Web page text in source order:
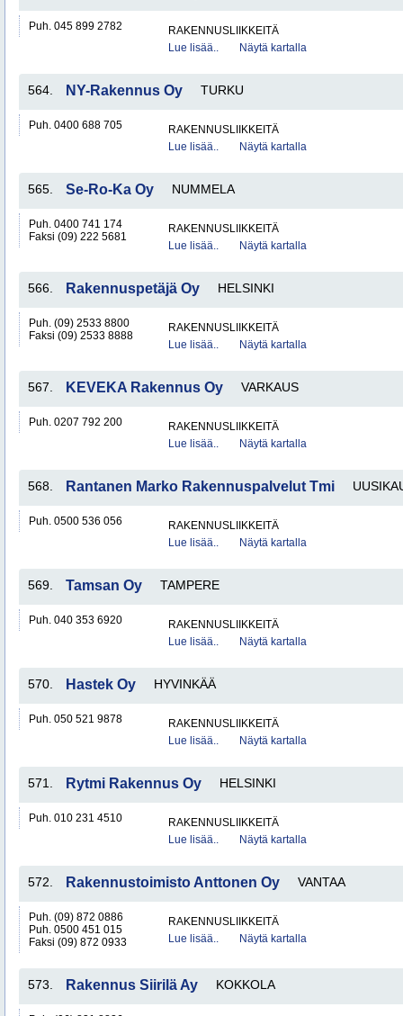
Puh. 045 899 2782
RAKENNUSLIIKKEITÄ
Lue lisää..
Näytä kartalla
564. NY-Rakennus Oy TURKU
Puh. 0400 688 705
RAKENNUSLIIKKEITÄ
Lue lisää..
Näytä kartalla
565. Se-Ro-Ka Oy NUMMELA
Puh. 0400 741 174
Faksi (09) 222 5681
RAKENNUSLIIKKEITÄ
Lue lisää..
Näytä kartalla
566. Rakennuspetäjä Oy HELSINKI
Puh. (09) 2533 8800
Faksi (09) 2533 8888
RAKENNUSLIIKKEITÄ
Lue lisää..
Näytä kartalla
567. KEVEKA Rakennus Oy VARKAUS
Puh. 0207 792 200
RAKENNUSLIIKKEITÄ
Lue lisää..
Näytä kartalla
568. Rantanen Marko Rakennuspalvelut Tmi
Puh. 0500 536 056
RAKENNUSLIIKKEITÄ
Lue lisää..
Näytä kartalla
569. Tamsan Oy TAMPERE
Puh. 040 353 6920
RAKENNUSLIIKKEITÄ
Lue lisää..
Näytä kartalla
570. Hastek Oy HYVINKÄÄ
Puh. 050 521 9878
RAKENNUSLIIKKEITÄ
Lue lisää..
Näytä kartalla
571. Rytmi Rakennus Oy HELSINKI
Puh. 010 231 4510
RAKENNUSLIIKKEITÄ
Lue lisää..
Näytä kartalla
572. Rakennustoimisto Anttonen Oy VANTAA
Puh. (09) 872 0886
Puh. 0500 451 015
Faksi (09) 872 0933
RAKENNUSLIIKKEITÄ
Lue lisää..
Näytä kartalla
573. Rakennus Siirilä Ay KOKKOLA